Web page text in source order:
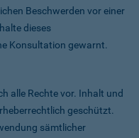
Beschwerden vor einer
dieses
Konsultation gewarnt.
alle Rechte vor. Inhalt und
geschützt.
sämtlicher